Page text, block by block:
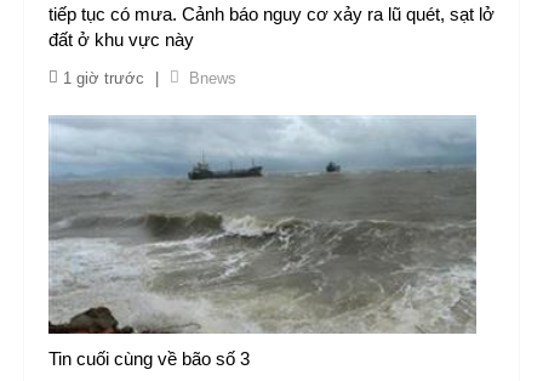
tiếp tục có mưa. Cảnh báo nguy cơ xảy ra lũ quét, sạt lở
đất ở khu vực này
1 giờ trước Bnews
Tin cuối cùng về bão số 3